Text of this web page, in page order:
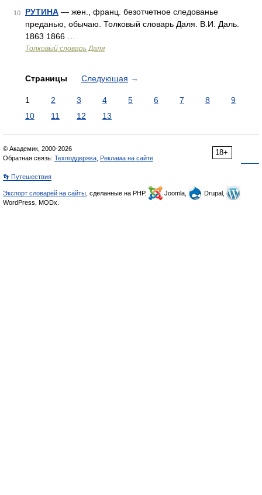
10 РУТИНА — жен., франц. безотчетное следованье
преданью, обычаю. Толковый словарь Даля. В.И. Даль.
1863 1866 …
Толковый словарь Даля
Страницы Следующая →
1 2 3 4 5 6 7 8
9
10
11 12 13
18+
© Академик, 2000-2026
Обратная связь: Техподдержка Реклама на сайте
👣 Путешествия
Экспорт словарей на сайты , сделанные на PHP, Joomla,
Drupal,
WordPress, MODx.